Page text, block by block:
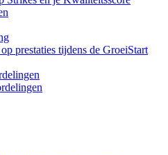
prestaties tijdens de GroeiStart